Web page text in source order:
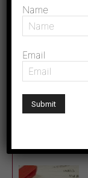
Name
Email